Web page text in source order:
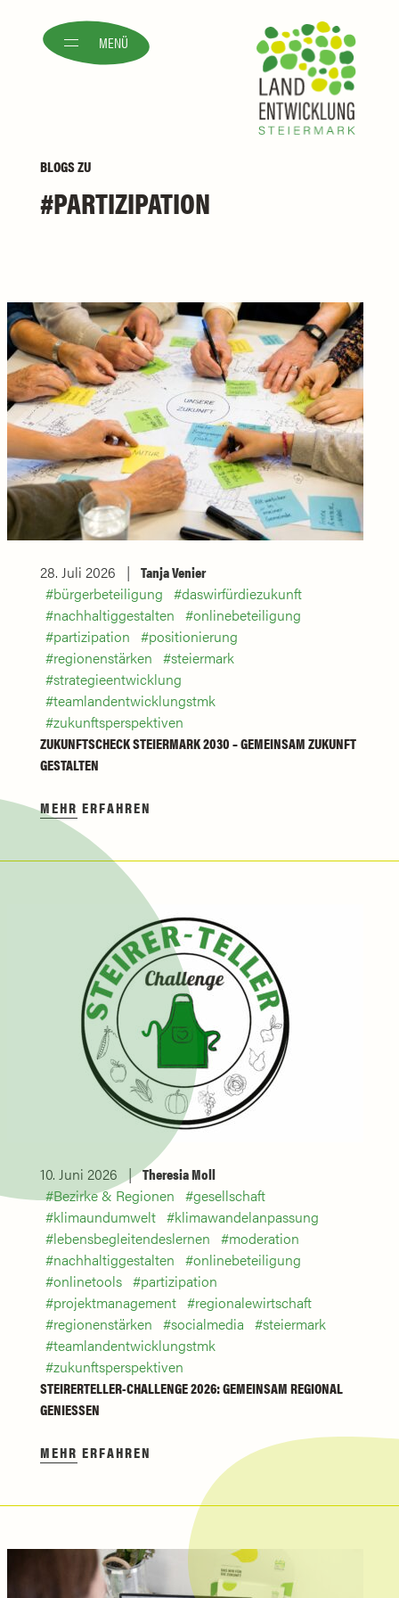
MENÜ
BLOGSZU
PARTIZIPATION
28. Juli 2026
Tanja Venier
bürgerbeteiligung
daswirfürdiezukunft
nachhaltiggestalten
onlinebeteiligung
partizipation
positionierung
regionenstärken
steiermark
strategieentwicklung
teamlandentwicklungstmk
zukunftsperspektiven
ZUKUNFTSCHECK STEIERMARK 2030 – GEMEINSAM ZUKUNFT
GESTALTEN
MEHR ERFAHREN
10. Juni 2026
Theresia Moll
Bezirke & Regionen
gesellschaft
klimaundumwelt
klimawandelanpassung
lebensbegleitendeslernen
moderation
nachhaltiggestalten
onlinebeteiligung
onlinetools
partizipation
projektmanagement
regionalewirtschaft
regionenstärken
socialmedia
steiermark
teamlandentwicklungstmk
zukunftsperspektiven
STEIRERTELLER-CHALLENGE 2026: GEMEINSAM REGIONAL
GENIESSEN
MEHR ERFAHREN